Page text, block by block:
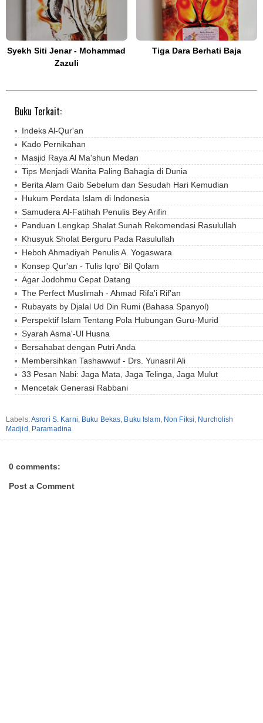
Syekh Siti Jenar - Mohammad
Zazuli
Tiga Dara Berhati Baja
Buku Terkait:
Indeks Al-Qur'an
Kado Pernikahan
Masjid Raya Al Ma'shun Medan
Tips Menjadi Wanita Paling Bahagia di Dunia
Berita Alam Gaib Sebelum dan Sesudah Hari Kemudian
Hukum Perdata Islam di Indonesia
Samudera Al-Fatihah Penulis Bey Arifin
Panduan Lengkap Shalat Sunah Rekomendasi Rasulullah
Khusyuk Sholat Berguru Pada Rasulullah
Heboh Ahmadiyah Penulis A. Yogaswara
Konsep Qur'an - Tulis Iqro' Bil Qolam
Agar Jodohmu Cepat Datang
The Perfect Muslimah - Ahmad Rifa'i Rif'an
Rubayats by Djalal Ud Din Rumi (Bahasa Spanyol)
Perspektif Islam Tentang Pola Hubungan Guru-Murid
Syarah Asma'-Ul Husna
Bersahabat dengan Putri Anda
Membersihkan Tashawwuf - Drs. Yunasril Ali
33 Pesan Nabi: Jaga Mata, Jaga Telinga, Jaga Mulut
Mencetak Generasi Rabbani
Labels:Asrori S. Karni, Buku Bekas, Buku Islam, Non Fiksi, Nurcholish
Madjid , Paramadina
0 comments:
Post a Comment